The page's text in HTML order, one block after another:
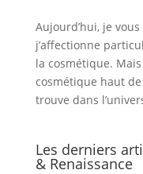
Aujourd’hui, je
j’affectionne
la cosmétique.
cosmétique haut de
trouve dans
Les derniers
& Renaissance